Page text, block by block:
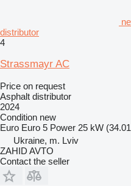
distributor
4
Strassmayr AC
Price on request
Asphalt distributor
2024
Condition new
Euro Euro 5 Power 25 kW
Ukraine, m. Lviv
ZAHID AVTO
Contact the seller